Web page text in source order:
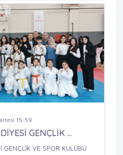
15:59
GENÇLİK ...
GENÇLİK VE SPOR KULÜBÜ